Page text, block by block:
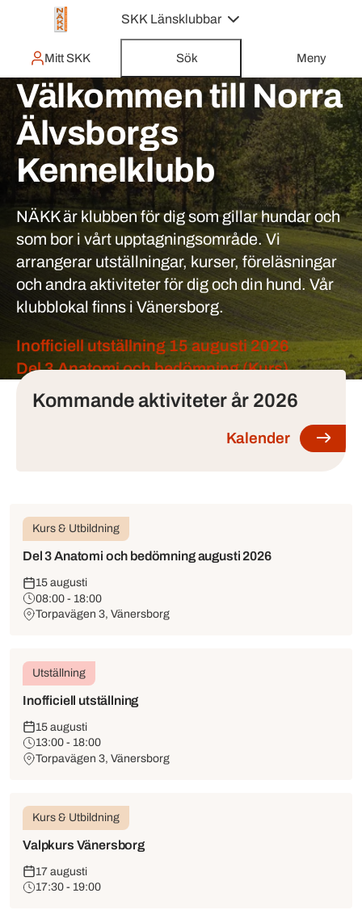
SKK Länsklubbar
Mitt SKK Sök Meny
Välkommen till Norra
Älvsborgs
Kennelklubb
NÄKK är klubben för dig som gillar hundar och
som bor i vårt upptagningsområde. Vi
arrangerar utställningar, kurser, föreläsningar
och andra aktiviteter för dig och din hund. Vår
klubblokal finns i Vänersborg.
Inofficiell utställning 15 augusti 2026
Del 3 Anatomi och bedömning (Kurs)
Tjänster
Kommande aktiviteter år 2026
Kalender
Kurs & Utbildning
Del 3 Anatomi och bedömning augusti 2026
15 augusti
08:00 - 18:00
Torpavägen 3, Vänersborg
Utställning
Inofficiell utställning
15 augusti
13:00 - 18:00
Torpavägen 3, Vänersborg
Kurs & Utbildning
Valpkurs Vänersborg
17 augusti
17:30 - 19:00